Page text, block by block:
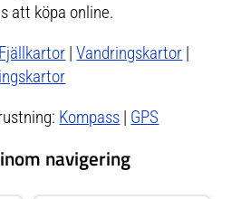
att köpa online.
Fjällkartor |Vandringskartor |
Kompass | GPS
navigering